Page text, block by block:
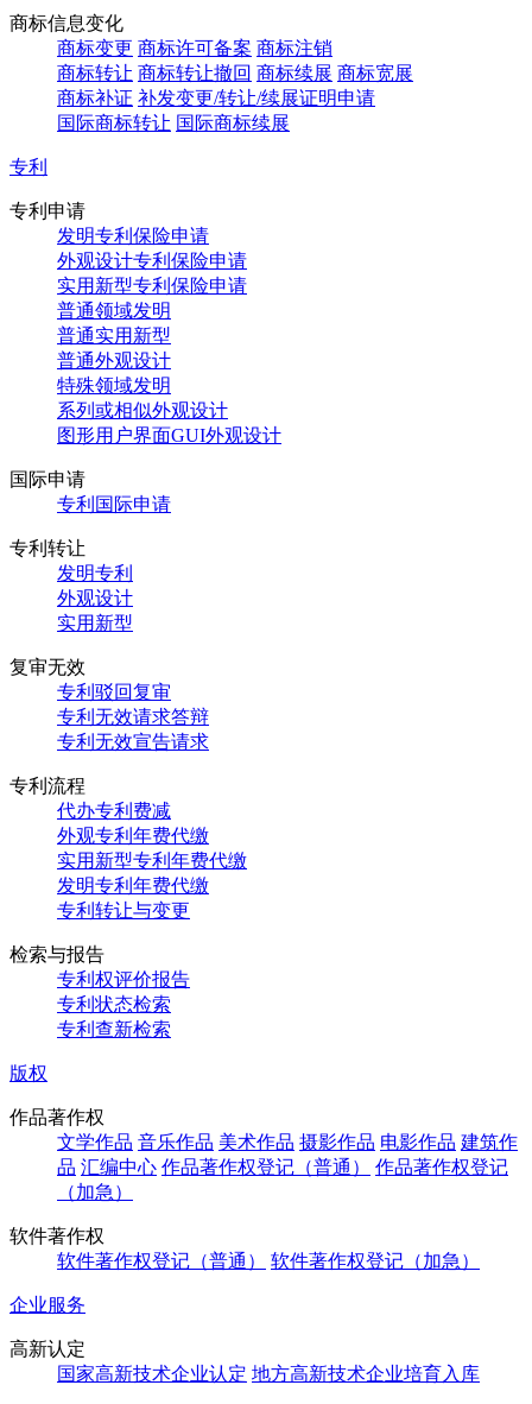
商标信息变化
商标变更 商标许可备案 商标注销
商标转让 商标转让撤回 商标续展 商标宽展
商标补证 补发变更/转让/续展证明申请
国际商标转让 国际商标续展
专利
专利申请
发明专利保险申请
外观设计专利保险申请
实用新型专利保险申请
普通领域发明
普通实用新型
普通外观设计
特殊领域发明
系列或相似外观设计
图形用户界面GUI外观设计
国际申请
专利国际申请
专利转让
发明专利
外观设计
实用新型
复审无效
专利驳回复审
专利无效请求答辩
专利无效宣告请求
专利流程
代办专利费减
外观专利年费代缴
实用新型专利年费代缴
发明专利年费代缴
专利转让与变更
检索与报告
专利权评价报告
专利状态检索
专利查新检索
版权
作品著作权
文学作品 音乐作品 美术作品 摄影作品 电影作品 建筑作
品 汇编中心 作品著作权登记（普通）
作品著作权登记
（加急）
软件著作权
软件著作权登记（普通）
软件著作权登记（加急）
企业服务
高新认定
国家高新技术企业认定 地方高新技术企业培育入库